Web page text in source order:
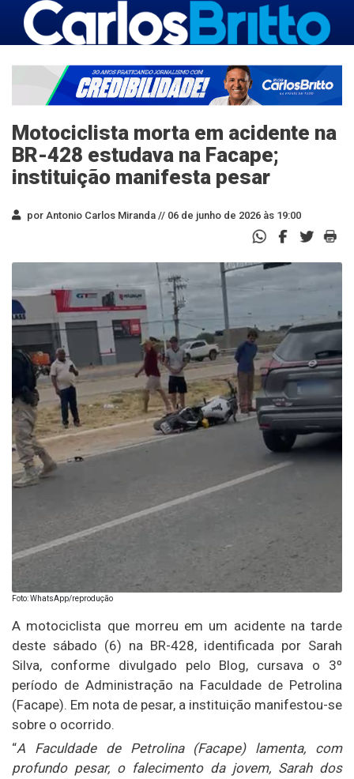
Motociclista morta em acidente na
BR-428 estudava na Facape;
instituição manifesta pesar
por Antonio Carlos Miranda // 06 de junho de 2026 às 19:00
Foto: WhatsApp/reprodução
A motociclista que morreu em um acidente na tarde
deste sábado (6) na BR-428, identificada por Sarah
Silva, conforme divulgado pelo Blog, cursava o 3º
período de Administração na Faculdade de Petrolina
(Facape). Em nota de pesar, a instituição manifestou-se
sobre o ocorrido.
“A Faculdade de Petrolina (Facape) lamenta, com
profundo pesar, o falecimento da jovem, Sarah dos